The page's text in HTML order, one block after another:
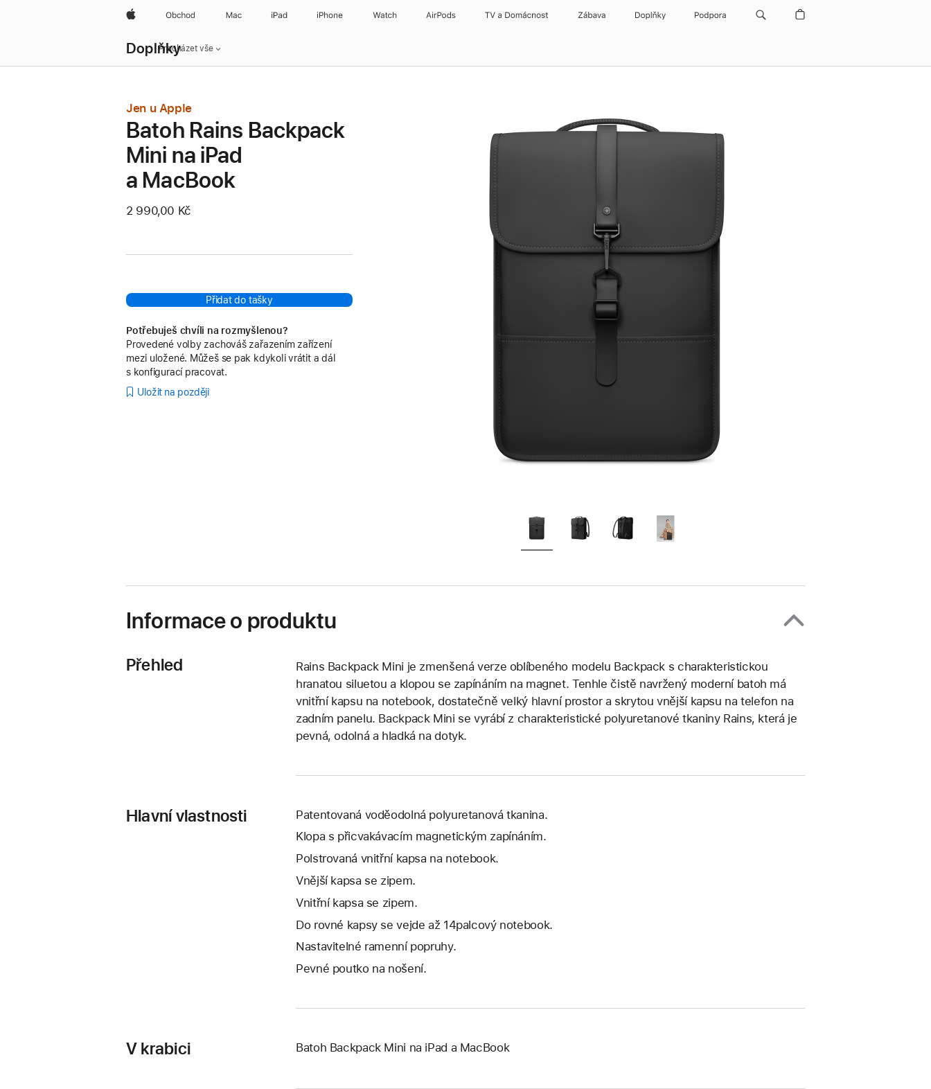
AppleObchod Mac iPad iPhone Watch AirPods TV a Domácnost Zábava Doplňky Podpora
Doplňky
navigace
otevřít
Procházet vše
Jen u Apple
Batoh Rains Backpack
Mini na iPad
a MacBook
2 990,00 Kč
Přidat do tašky
Potřebuješ chvíli na rozmyšlenou?
Provedené volby zachováš zařazením zařízení
mezi uložené. Můžeš se pak kdykoli vrátit a dál
s konfigurací pracovat.
Uložit na později
Informace o produktu
Přehled
Rains Backpack Mini je zmenšená verze oblíbeného modelu Backpack s charakteristickou
hranatou siluetou a klopou se zapínáním na magnet. Tenhle čistě navržený moderní batoh má
vnitřní kapsu na notebook, dostatečně velký hlavní prostor a skrytou vnější kapsu na telefon na
zadním panelu. Backpack Mini se vyrábí z charakteristické polyuretanové tkaniny Rains, která je
pevná, odolná a hladká na dotyk.
Hlavní vlastnosti
Patentovaná voděodolná polyuretanová tkanina.
Klopa s přicvakávacím magnetickým zapínáním.
Polstrovaná vnitřní kapsa na notebook.
Vnější kapsa se zipem.
Vnitřní kapsa se zipem.
Do rovné kapsy se vejde až 14palcový notebook.
Nastavitelné ramenní popruhy.
Pevné poutko na nošení.
V krabici Batoh Backpack Mini na iPad a MacBook